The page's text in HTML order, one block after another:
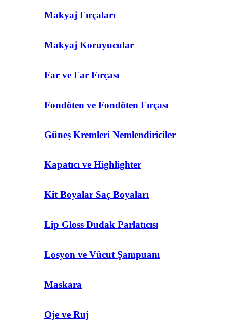
Makyaj Fırçaları
Makyaj Koruyucular
Far ve Far Fırçası
Fondöten ve Fondöten Fırçası
Güneş Kremleri Nemlendiriciler
Kapatıcı ve Highlighter
Kit Boyalar Saç Boyaları
Lip Gloss Dudak Parlatıcısı
Losyon ve Vücut Şampuanı
Maskara
Oje ve Ruj